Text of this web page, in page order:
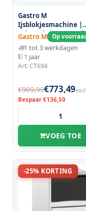
Gastro M
Ijsblokjesmachine |
28kg/24h | Voorraad
| 400x460x670(h)mm
Gastro M Op voorraad
1 tot 3 werkdagen
1 jaar
Art: CT694
€909,99€773,49
Bespaar €136,50
VOEG TOE
-25% KORTING